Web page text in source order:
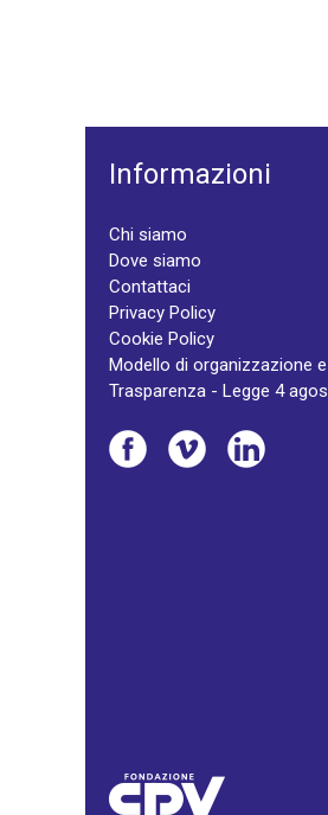
Informazioni
Chi siamo
Dove siamo
Contattaci
Privacy Policy
Cookie Policy
Modello di organizzazione
Trasparenza - Legge 4